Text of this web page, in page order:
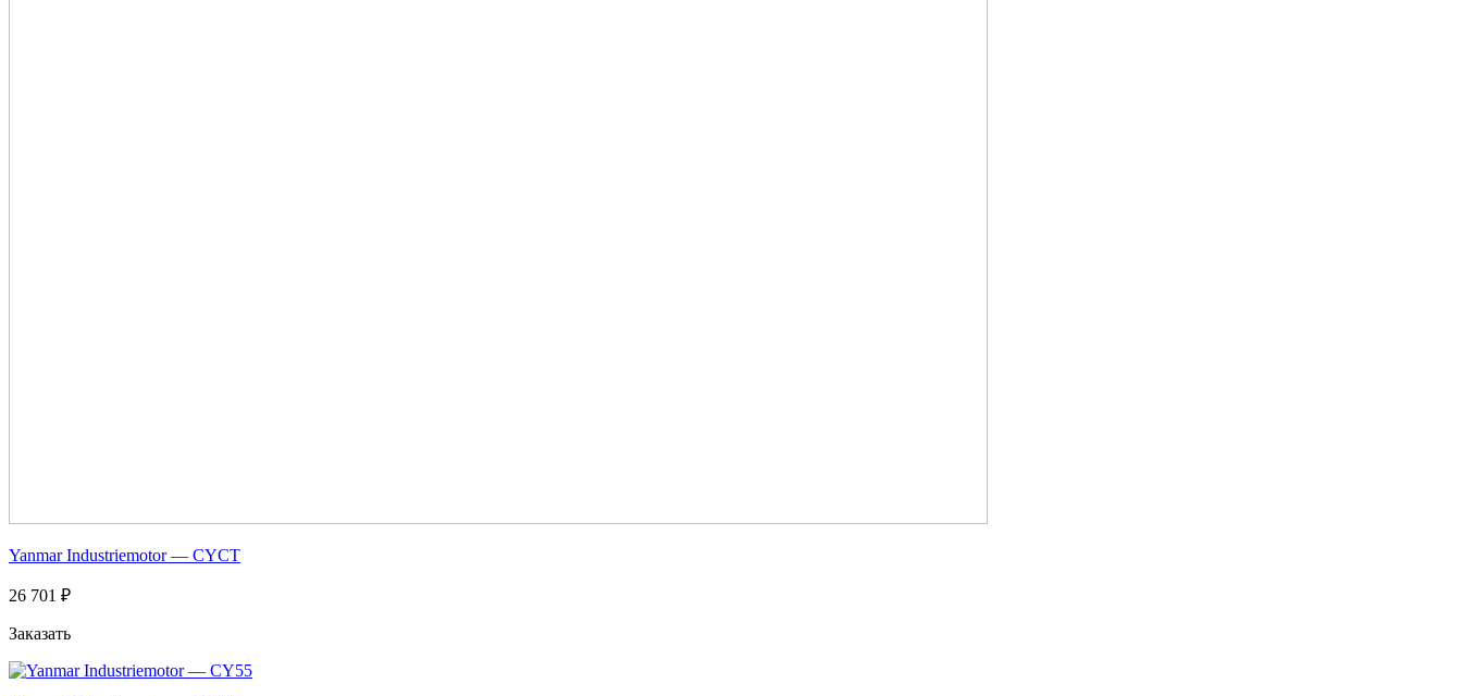
Yanmar Industriemotor — CYCT
26 701 ₽
Заказать